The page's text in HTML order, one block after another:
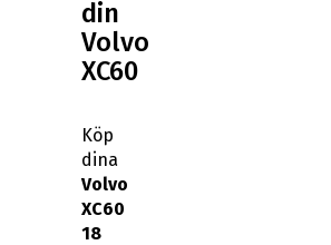
din
Volvo
XC60
Köp
dina
Volvo
XC60
18